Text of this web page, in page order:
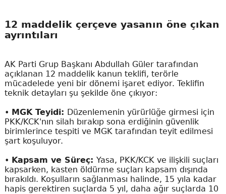
12 maddelik çerçeve yasanın öne çıkan
ayrıntıları
AK Parti Grup Başkanı Abdullah Güler tarafından
açıklanan 12 maddelik kanun teklifi, terörle
mücadelede yeni bir dönemi işaret ediyor. Teklifin
teknik detayları şu şekilde öne çıkıyor:
• MGK Teyidi: Düzenlemenin yürürlüğe girmesi için
PKK/KCK'nın silah bırakıp sona erdiğinin güvenlik
birimlerince tespiti ve MGK tarafından teyit edilmesi
şart koşuluyor.
• Kapsam ve Süreç: Yasa, PKK/KCK ve ilişkili suçları
kapsarken, kasten öldürme suçları kapsam dışında
bırakıldı. Koşulların sağlanması halinde, 15 yıla kadar
hapis gerektiren suçlarda 5 yıl, daha ağır suçlarda 10